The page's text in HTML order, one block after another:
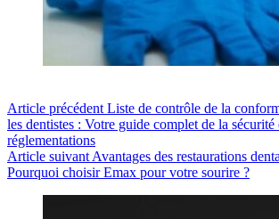
Article précédentListe de contrôle de la
les dentistes : Votre guide complet de la sécurité
réglementations
Article suivantAvantages des restaurations
Pourquoi choisir Emax pour votre sourire ?